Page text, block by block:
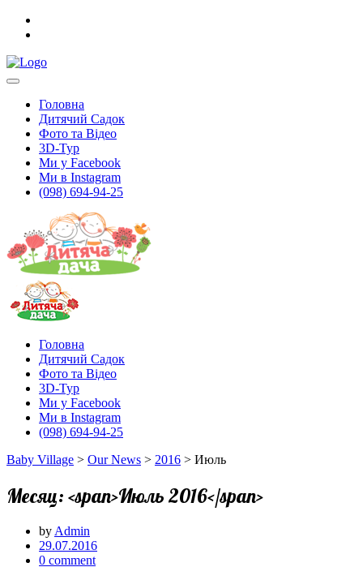
Головна
Дитячий Садок
Фото та Відео
3D-Тур
Ми у Facebook
Ми в Instagram
(098) 694-94-25
Головна
Дитячий Садок
Фото та Відео
3D-Тур
Ми у Facebook
Ми в Instagram
(098) 694-94-25
Baby Village > Our News > 2016 > Июль
Месяц: <span>Июль 2016</span>
by Admin
29.07.2016
0 comment